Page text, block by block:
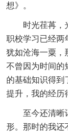
想》。
时光荏苒，光
职校学习已经两
犹如沧海一粟，
不曾因为时间的
的基础知识得到
提升，我的经历
至今还清晰记
形。那时的我还